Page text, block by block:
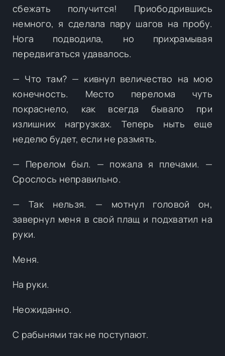
сбежать получится! Приободрившись
немного, я сделала пару шагов на пробу.
Нога подводила, но прихрамывая
передвигаться удавалось.
— Что там? — кивнул величество на мою
конечность. Место перелома чуть
покраснело, как всегда бывало при
излишних нагрузках. Теперь ныть еще
неделю будет, если не размять.
— Перелом был. — пожала я плечами. —
Срослось неправильно.
— Так нельзя. — мотнул головой он,
завернул меня в свой плащ и подхватил на
руки.
Меня.
На руки.
Неожиданно.
С рабынями так не поступают.